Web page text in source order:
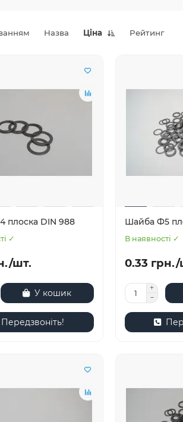
Назва Ціна Рейтинг
плоска DIN 988
✓
шт.
У кошик
Передзвоніть!
Шайба Ф5
В наявності ✓
0.33